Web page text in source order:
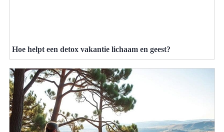
Hoe helpt een detox vakantie lichaam en geest?